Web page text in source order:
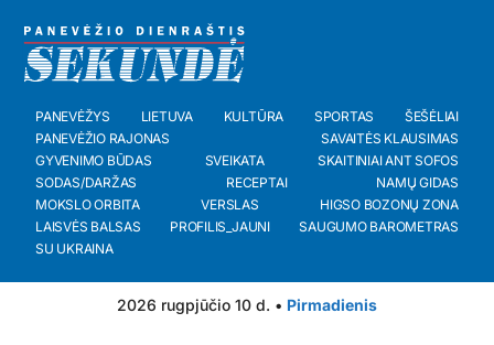
PANEVĖŽYS LIETUVA KULTŪRA SPORTAS
ŠEŠĖLIAI
PANEVĖŽIO RAJONAS
SAVAITĖS KLAUSIMAS
GYVENIMO BŪDAS
SVEIKATA
SKAITINIAI ANT SOFOS
SODAS/DARŽAS
RECEPTAI
NAMŲ GIDAS
MOKSLO ORBITA
VERSLAS
HIGSO BOZONŲ ZONA
LAISVĖS BALSAS
PROFILIS_JAUNI
SAUGUMO BAROMETRAS
SU UKRAINA
2026 rugpjūčio 10 d. • Pirmadienis